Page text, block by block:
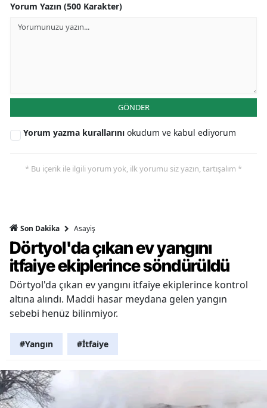
Yorum Yazın (500 Karakter)
GÖNDER
Yorum yazma kurallarını okudum ve kabul ediyorum
* Bu içerik ile ilgili yorum yok, ilk yorumu siz yazın, tartışalım *
Son Dakika Asayiş
Dörtyol'da çıkan ev yangını
itfaiye ekiplerince söndürüldü
Dörtyol'da çıkan ev yangını itfaiye ekiplerince kontrol
altına alındı. Maddi hasar meydana gelen yangın
sebebi henüz bilinmiyor.
#Yangın #İtfaiye